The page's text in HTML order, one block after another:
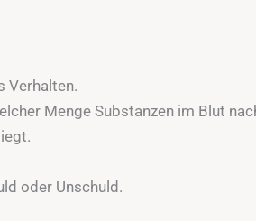
Verhalten.
Menge Substanzen im Blut
oder Unschuld.